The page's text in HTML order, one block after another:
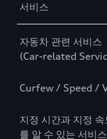
서비스
자동차 관련 서비스
(Car-related
Curfew / Speed /
지정 시간과 지정
를 알 수 있는 서비스